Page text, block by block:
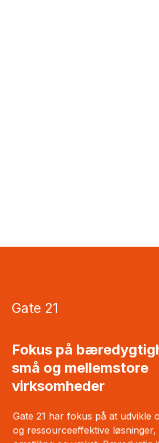
Gate 21
Fokus på
små og mellemstore
virksomheder
Gate 21 har fokus på at udvikle
og ressourceeffektive